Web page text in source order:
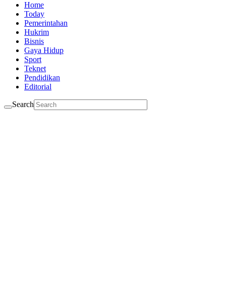
Home
Today
Pemerintahan
Hukrim
Bisnis
Gaya Hidup
Sport
Teknet
Pendidikan
Editorial
Search